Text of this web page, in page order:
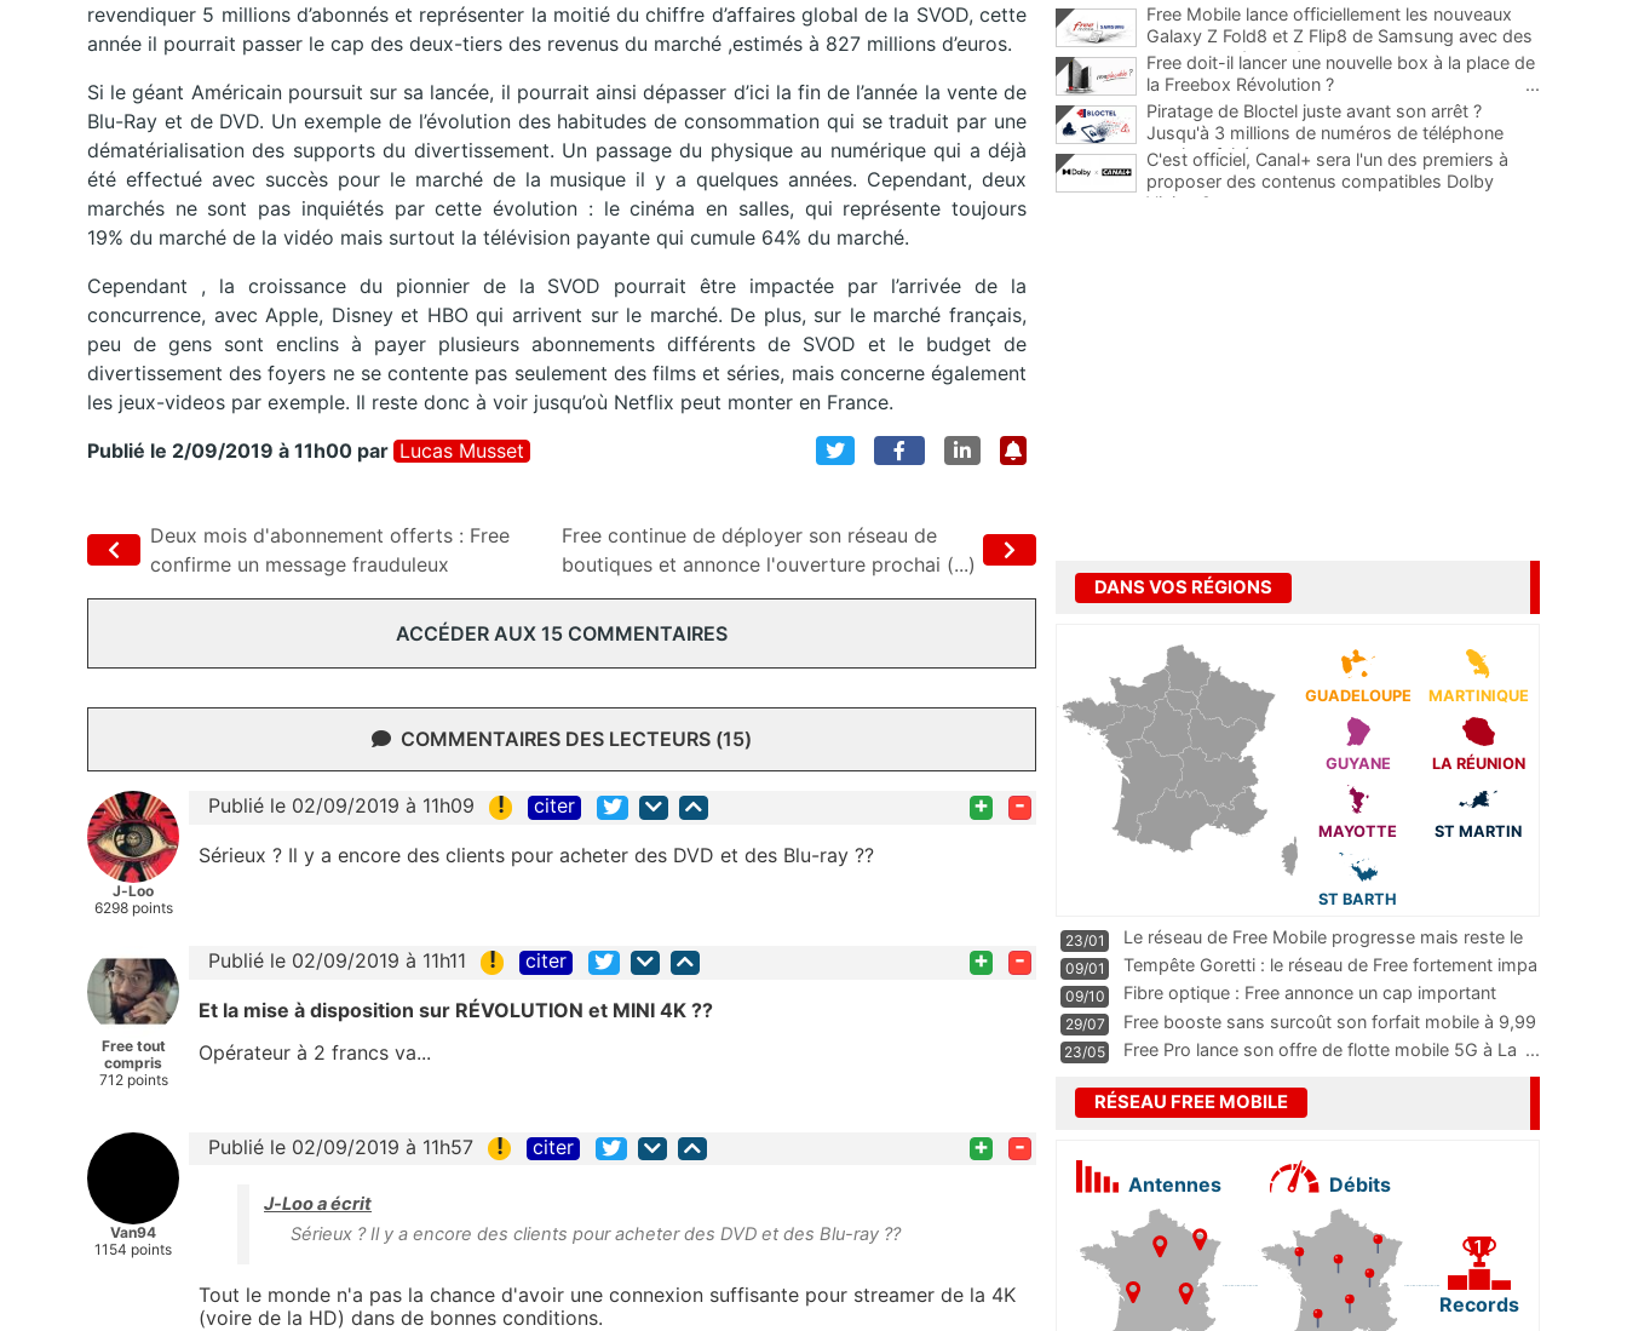
revendiquer 5 millions d’abonnés et représenter la moitié du chiffre d’affaires global de la SVOD, cette
année il pourrait passer le cap des deux-tiers des revenus du marché ,estimés à 827 millions d’euros.
Si le géant Américain poursuit sur sa lancée, il pourrait ainsi dépasser d’ici la fin de l’année la vente de
Blu-Ray et de DVD. Un exemple de l’évolution des habitudes de consommation qui se traduit par une
dématérialisation des supports du divertissement. Un passage du physique au numérique qui a déjà
été effectué avec succès pour le marché de la musique il y a quelques années. Cependant, deux
marchés ne sont pas inquiétés par cette évolution : le cinéma en salles, qui représente toujours
19% du marché de la vidéo mais surtout la télévision payante qui cumule 64% du marché.
Cependant , la croissance du pionnier de la SVOD pourrait être impactée par l’arrivée de la
concurrence, avec Apple, Disney et HBO qui arrivent sur le marché. De plus, sur le marché français,
peu de gens sont enclins à payer plusieurs abonnements différents de SVOD et le budget de
divertissement des foyers ne se contente pas seulement des films et séries, mais concerne également
les jeux-videos par exemple. Il reste donc à voir jusqu’où Netflix peut monter en France.
Publié le 2/09/2019 à 11h00 par Lucas Musset
Deux mois d'abonnement offerts : Free
confirme un message frauduleux
Free continue de déployer son réseau de
boutiques et annonce l'ouverture prochai (...)
ACCÉDER AUX 15 COMMENTAIRES
COMMENTAIRES DES LECTEURS (15)
J-Loo
6298 points
Publié le 02/09/2019 à 11h09 ! citer + -
Sérieux ? Il y a encore des clients pour acheter des DVD et des Blu-ray ??
Free tout
compris
712 points
Publié le 02/09/2019 à 11h11 ! citer + -
Et la mise à disposition sur RÉVOLUTION et MINI 4K ??
Opérateur à 2 francs va...
Van94
1154 points
Publié le 02/09/2019 à 11h57 ! citer + -
J-Loo a écrit
Sérieux ? Il y a encore des clients pour acheter des DVD et des Blu-ray ??
Tout le monde n'a pas la chance d'avoir une connexion suffisante pour streamer de la 4K
(voire de la HD) dans de bonnes conditions.
Free Mobile lance officiellement les nouveaux
Galaxy Z Fold8 et Z Flip8 de Samsung avec des
promos et des cadeaux
...
Free doit-il lancer une nouvelle box à la place de
la Freebox Révolution ?
...
Piratage de Bloctel juste avant son arrêt ?
Jusqu'à 3 millions de numéros de téléphone
auraient fuité
C'est officiel, Canal+ sera l'un des premiers à
proposer des contenus compatibles Dolby
Vision 2
DANS VOS RÉGIONS
GUADELOUPE MARTINIQUE
GUYANE LA RÉUNION
MAYOTTE ST MARTIN
ST BARTH
23/01
Le réseau de Free Mobile progresse mais reste le
m
...
09/01
Tempête Goretti : le réseau de Free fortement impa
09/10
Fibre optique : Free annonce un cap important
pass
...
29/07
Free booste sans surcoût son forfait mobile à 9,99
23/05 Free Pro lance son offre de flotte mobile 5G à La ...
RÉSEAU FREE MOBILE
Antennes Débits
Records